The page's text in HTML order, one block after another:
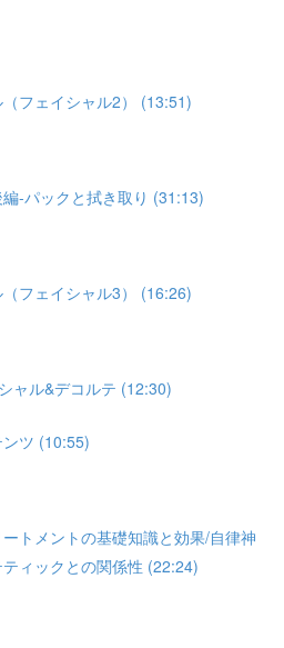
フェイシャル2） (13:51)
-パックと拭き取り (31:13)
フェイシャル3） (16:26)
ャル&デコルテ (12:30)
ツ (10:55)
トメントの基礎知識と効果/自律神
ィックとの関係性 (22:24)